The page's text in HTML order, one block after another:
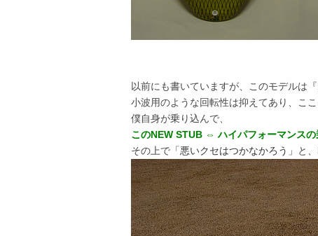
以前にも書いていますが、このモデルは
小波用のような回転性は抑えてあり、こ
僕自身が乗り込んで、
このNEW STUB ⇔ ハイパフォーマンスの
その上で 「悪いクセはつかなかろう」 と